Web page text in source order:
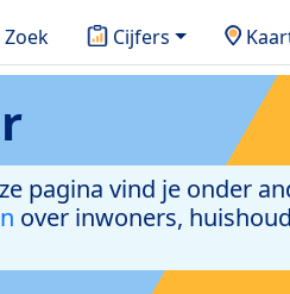
Zoek Cijfers
pagina vind je onder
over inwoners,